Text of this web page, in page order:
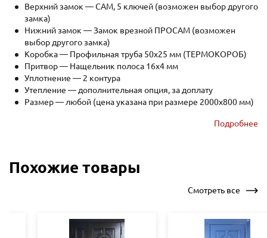
Верхний замок — САМ, 5 ключей (возможен выбор другого
замка)
Нижний замок — Замок врезной ПРОСАМ (возможен
выбор другого замка)
Коробка — Профильная труба 50х25 мм (ТЕРМОКОРОБ)
Притвор — Нащельник полоса 16х4 мм
Уплотнение — 2 контура
Утепление — дополнительная опция, за доплату
Размер — любой (цена указана при размере 2000x800 мм)
Подробнее
Похожие товары
Смотреть все